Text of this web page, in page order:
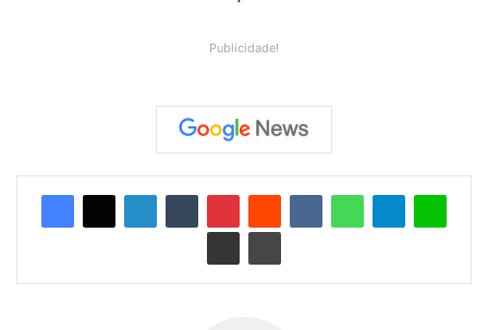
Publicidade!